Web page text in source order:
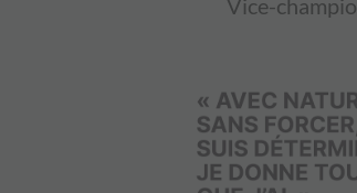
Vice-